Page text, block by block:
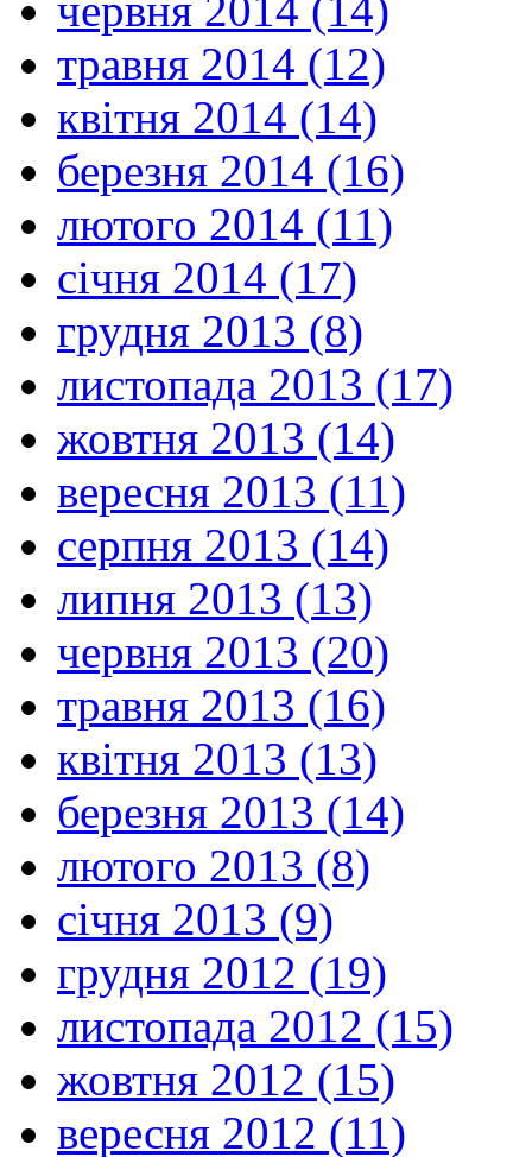
травня 2014 (12)
квітня 2014 (14)
березня 2014 (16)
лютого 2014 (11)
січня 2014 (17)
грудня 2013 (8)
листопада 2013 (17)
жовтня 2013 (14)
вересня 2013 (11)
серпня 2013 (14)
липня 2013 (13)
червня 2013 (20)
травня 2013 (16)
квітня 2013 (13)
березня 2013 (14)
лютого 2013 (8)
січня 2013 (9)
грудня 2012 (19)
листопада 2012 (15)
жовтня 2012 (15)
вересня 2012 (11)